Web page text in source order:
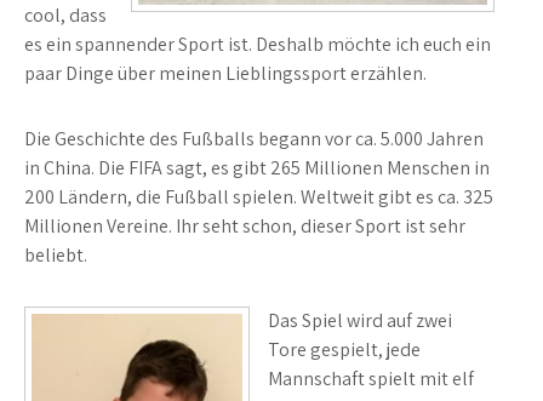
cool, dass
es ein spannender Sport ist. Deshalb möchte ich euch ein
paar Dinge über meinen Lieblingssport erzählen.
Die Geschichte des Fußballs begann vor ca. 5.000 Jahren
in China. Die FIFA sagt, es gibt 265 Millionen Menschen in
200 Ländern, die Fußball spielen. Weltweit gibt es ca. 325
Millionen Vereine. Ihr seht schon, dieser Sport ist sehr
beliebt.
Das Spiel wird auf zwei
Tore gespielt, jede
Mannschaft spielt mit elf